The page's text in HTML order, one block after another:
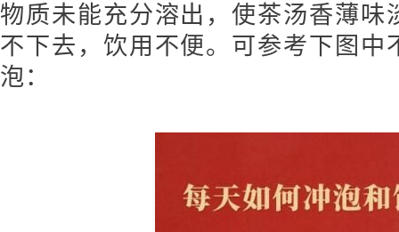
物质未能充分溶出，使茶汤香薄味
不下去，饮用不便。可参考下图中
泡：